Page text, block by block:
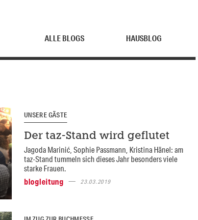
ALLE BLOGS HAUSBLOG
UNSERE GÄSTE
Der taz-Stand wird geflutet
Jagoda Marinić, Sophie Passmann, Kristina Hänel: am
taz-Stand tummeln sich dieses Jahr besonders viele
starke Frauen.
blogleitung
23.03.2019